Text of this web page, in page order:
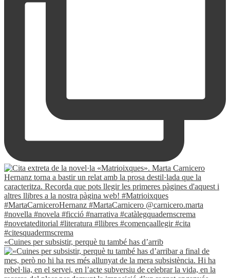
«Cuines per subsistir, perquè tu també has d’arrib